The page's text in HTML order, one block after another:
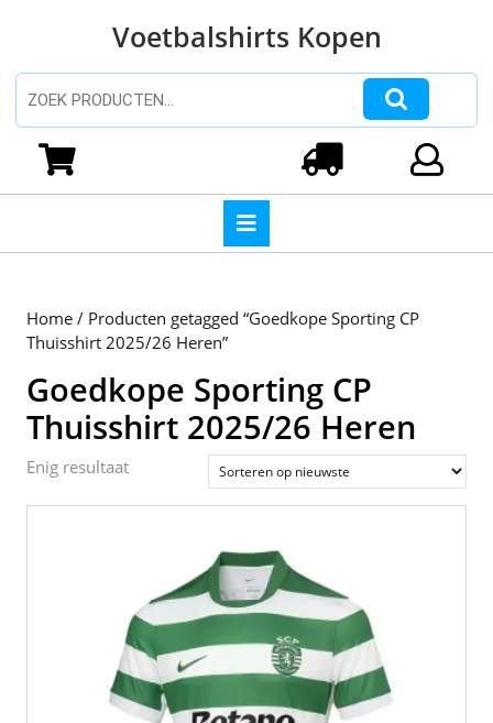
inhoud
Voetbalshirts Kopen
Zoeken naar:
Home / Producten getagged “Goedkope Sporting CP
Thuisshirt 2025/26 Heren”
Goedkope Sporting CP
Thuisshirt 2025/26 Heren
Enig resultaat